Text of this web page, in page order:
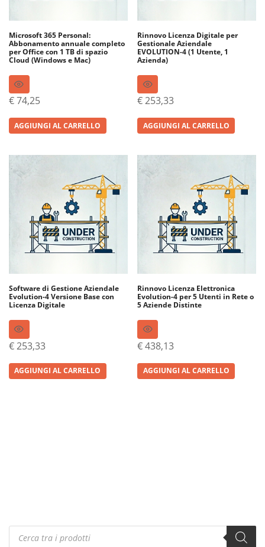
Microsoft 365 Personal:
Abbonamento annuale completo
per Office con 1 TB di spazio
Cloud (Windows e Mac)
€74,25
AGGIUNGI AL CARRELLO
Rinnovo Licenza Digitale per
Gestionale Aziendale
EVOLUTION-4 (1 Utente, 1
Azienda)
€253,33
AGGIUNGI AL CARRELLO
Software di Gestione Aziendale
Evolution-4 Versione Base con
Licenza Digitale
€253,33
AGGIUNGI AL CARRELLO
Rinnovo Licenza Elettronica
Evolution-4 per 5 Utenti in Rete o
5 Aziende Distinte
€438,13
AGGIUNGI AL CARRELLO
Products
search